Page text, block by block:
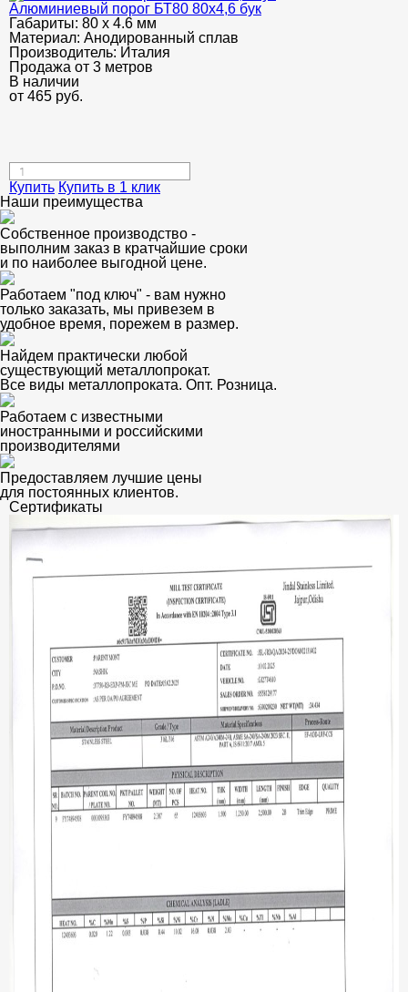
Алюминиевый порог БТ80 80х4,6 бук
Габариты: 80 х 4.6 мм
Материал: Анодированный сплав
Производитель: Италия
Продажа от 3 метров
В наличии
от 465 руб.
Купить Купить в 1 клик
Наши преимущества
Собственное производство -
выполним заказ в кратчайшие сроки
и по наиболее выгодной цене.
Работаем "под ключ" - вам нужно
только заказать, мы привезем в
удобное время, порежем в размер.
Найдем практически любой
существующий металлопрокат.
Все виды металлопроката. Опт. Розница.
Работаем с известными
иностранными и российскими
производителями
Предоставляем лучшие цены
для постоянных клиентов.
Сертификаты